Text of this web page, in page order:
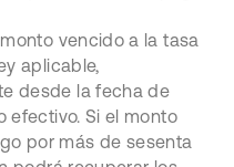
vencido a la tasa
aplicable,
desde la fecha de
efectivo. Si el monto
por más de sesenta